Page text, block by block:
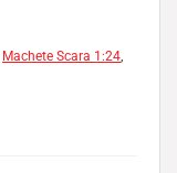
Machete Scara 1:24,